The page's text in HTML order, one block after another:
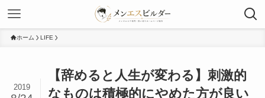
ホーム LIFE
【辞めると人生が変わる】刺激的
なものは積極的にやめた方が良い
2019